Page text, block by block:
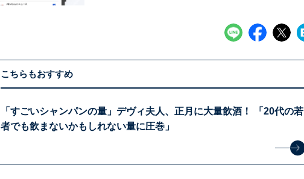
こちらもおすすめ
「すごいシャンパンの量」デヴィ夫人、正月に大量飲酒！ 「20代の若
者でも飲まないかもしれない量に圧巻」